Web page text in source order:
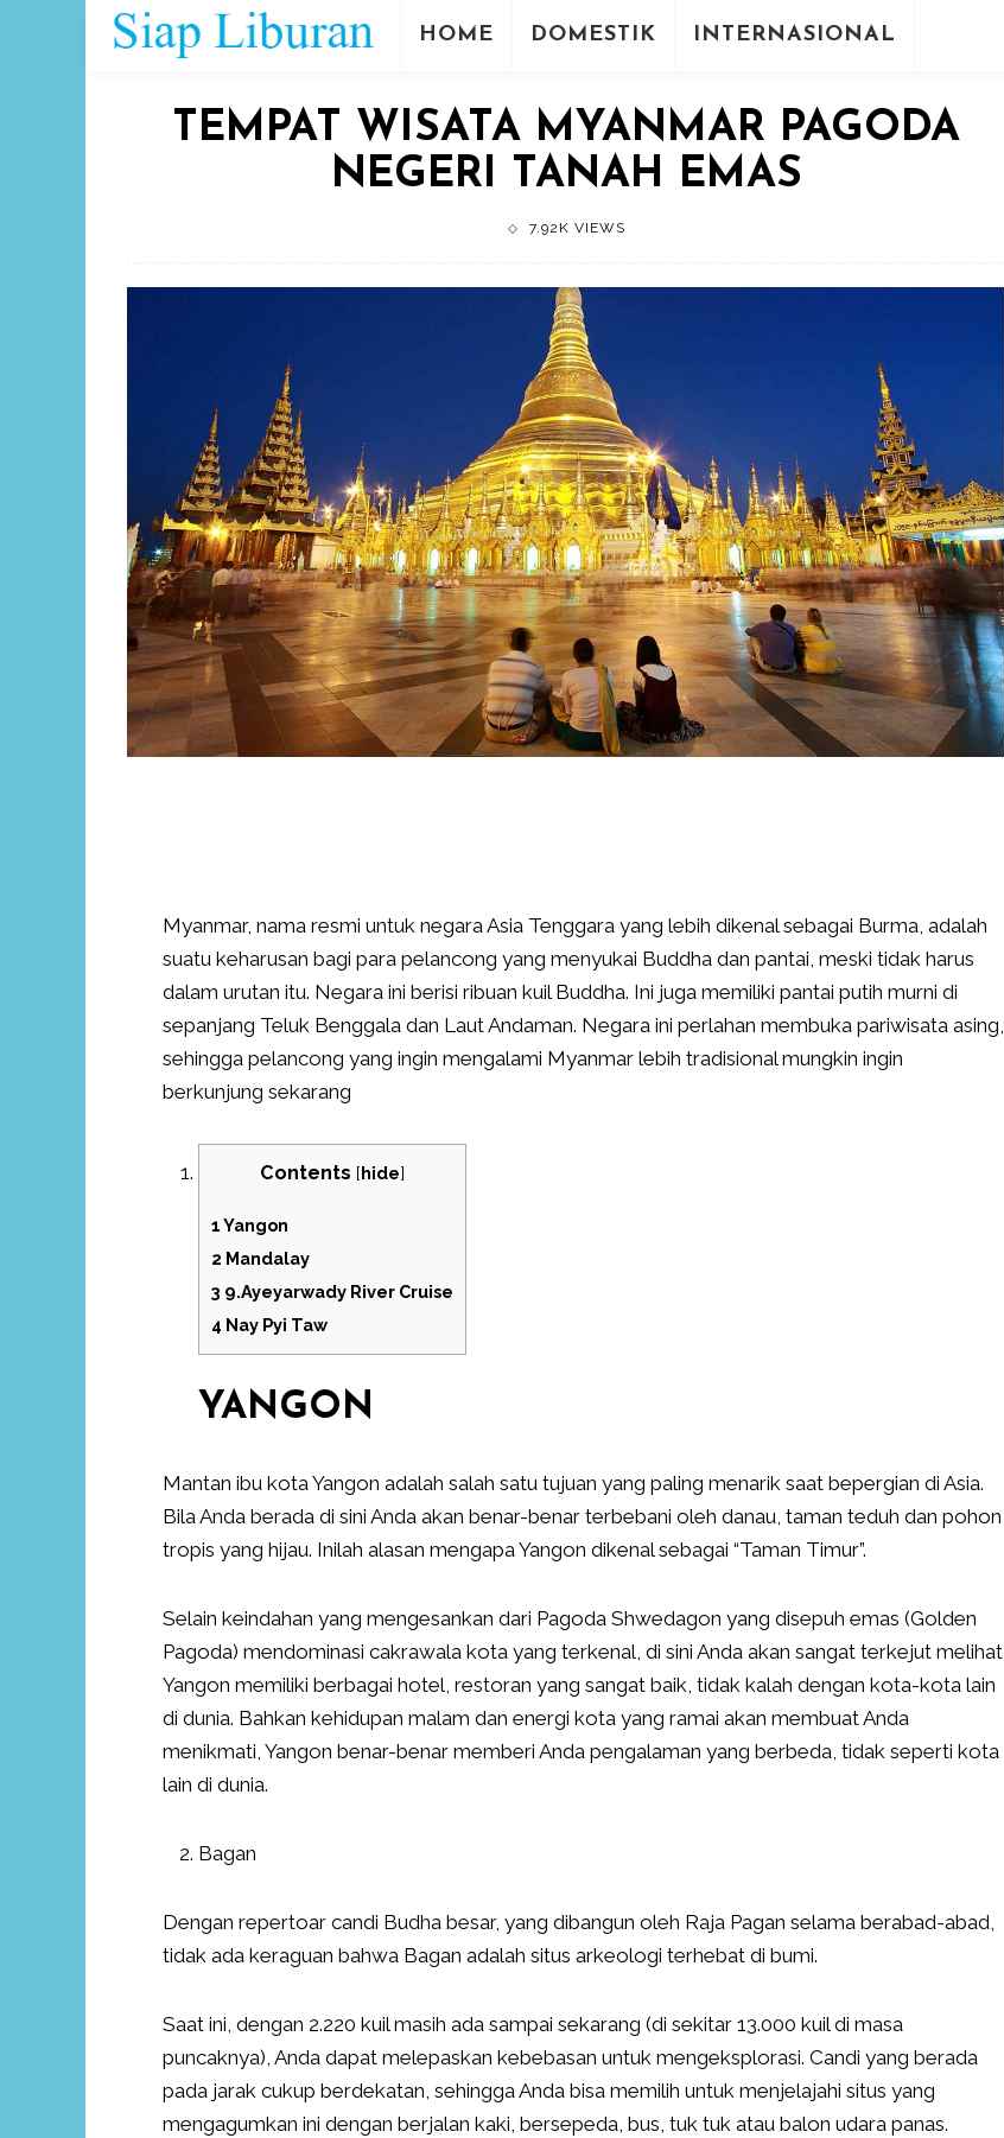
HOME DOMESTIK INTERNASIONAL
TEMPAT WISATA MYANMAR PAGODA
NEGERI TANAH EMAS
7.92K VIEWS
Myanmar, nama resmi untuk negara Asia Tenggara yang lebih dikenal sebagai Burma, adalah
suatu keharusan bagi para pelancong yang menyukai Buddha dan pantai, meski tidak harus
dalam urutan itu. Negara ini berisi ribuan kuil Buddha. Ini juga memiliki pantai putih murni di
sepanjang Teluk Benggala dan Laut Andaman. Negara ini perlahan membuka pariwisata asing,
sehingga pelancong yang ingin mengalami Myanmar lebih tradisional mungkin ingin
berkunjung sekarang
Contents [hide]
1Yangon
2 Mandalay
3 9.Ayeyarwady River Cruise
4 Nay Pyi Taw
YANGON
Mantan ibu kota Yangon adalah salah satu tujuan yang paling menarik saat bepergian di Asia.
Bila Anda berada di sini Anda akan benar-benar terbebani oleh danau, taman teduh dan pohon
tropis yang hijau. Inilah alasan mengapa Yangon dikenal sebagai “Taman Timur”.
Selain keindahan yang mengesankan dari Pagoda Shwedagon yang disepuh emas (Golden
Pagoda) mendominasi cakrawala kota yang terkenal, di sini Anda akan sangat terkejut melihat
Yangon memiliki berbagai hotel, restoran yang sangat baik, tidak kalah dengan kota-kota lain
di dunia. Bahkan kehidupan malam dan energi kota yang ramai akan membuat Anda
menikmati, Yangon benar-benar memberi Anda pengalaman yang berbeda, tidak seperti kota
lain di dunia.
Bagan
Dengan repertoar candi Budha besar, yang dibangun oleh Raja Pagan selama berabad-abad,
tidak ada keraguan bahwa Bagan adalah situs arkeologi terhebat di bumi.
Saat ini, dengan 2.220 kuil masih ada sampai sekarang (di sekitar 13.000 kuil di masa
puncaknya), Anda dapat melepaskan kebebasan untuk mengeksplorasi. Candi yang berada
pada jarak cukup berdekatan, sehingga Anda bisa memilih untuk menjelajahi situs yang
mengagumkan ini dengan berjalan kaki, bersepeda, bus, tuk tuk atau balon udara panas.